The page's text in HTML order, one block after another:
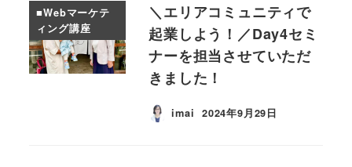
■Webマーケテ
ィング講座
＼エリアコミュニティで
起業しよう！／Day4セミ
ナーを担当させていただ
きました！
imai 投稿日
2024年9月29日